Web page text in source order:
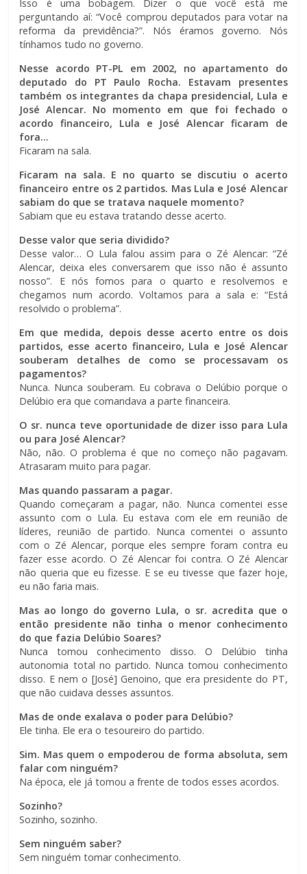
Isso é uma bobagem. Dizer o que você está me
perguntando aí: “Você comprou deputados para votar na
reforma da previdência?”. Nós éramos governo. Nós
tínhamos tudo no governo.
Nesse acordo PT-PL em 2002, no apartamento do
deputado do PT Paulo Rocha. Estavam presentes
também os integrantes da chapa presidencial, Lula e
José Alencar. No momento em que foi fechado o
acordo financeiro, Lula e José Alencar ficaram de
fora…
Ficaram na sala.
Ficaram na sala. E no quarto se discutiu o acerto
financeiro entre os 2 partidos. Mas Lula e José Alencar
sabiam do que se tratava naquele momento?
Sabiam que eu estava tratando desse acerto.
Desse valor que seria dividido?
Desse valor… O Lula falou assim para o Zé Alencar: “Zé
Alencar, deixa eles conversarem que isso não é assunto
nosso”. E nós fomos para o quarto e resolvemos e
chegamos num acordo. Voltamos para a sala e: “Está
resolvido o problema”.
Em que medida, depois desse acerto entre os dois
partidos, esse acerto financeiro, Lula e José Alencar
souberam detalhes de como se processavam os
pagamentos?
Nunca. Nunca souberam. Eu cobrava o Delúbio porque o
Delúbio era que comandava a parte financeira.
O sr. nunca teve oportunidade de dizer isso para Lula
ou para José Alencar?
Não, não. O problema é que no começo não pagavam.
Atrasaram muito para pagar.
Mas quando passaram a pagar.
Quando começaram a pagar, não. Nunca comentei esse
assunto com o Lula. Eu estava com ele em reunião de
líderes, reunião de partido. Nunca comentei o assunto
com o Zé Alencar, porque eles sempre foram contra eu
fazer esse acordo. O Zé Alencar foi contra. O Zé Alencar
não queria que eu fizesse. E se eu tivesse que fazer hoje,
eu não faria mais.
Mas ao longo do governo Lula, o sr. acredita que o
então presidente não tinha o menor conhecimento
do que fazia Delúbio Soares?
Nunca tomou conhecimento disso. O Delúbio tinha
autonomia total no partido. Nunca tomou conhecimento
disso. E nem o [José] Genoino, que era presidente do PT,
que não cuidava desses assuntos.
Mas de onde exalava o poder para Delúbio?
Ele tinha. Ele era o tesoureiro do partido.
Sim. Mas quem o empoderou de forma absoluta, sem
falar com ninguém?
Na época, ele já tomou a frente de todos esses acordos.
Sozinho?
Sozinho, sozinho.
Sem ninguém saber?
Sem ninguém tomar conhecimento.